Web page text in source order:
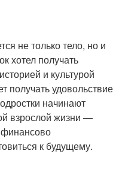
не только тело, но и
хотел получать
и культурой
получать удовольствие
начинают
взрослой жизни —
финансово
к будущему.